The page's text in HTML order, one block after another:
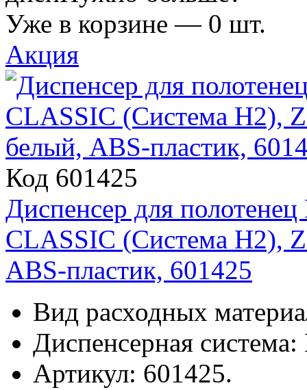
Уже в корзине — 0 шт.
Акция
Код 601425
Диспенсер для
CLASSIC (Система H2),
ABS-пластик, 601425
Вид расходных
Диспенсерная
Артикул: 601425.